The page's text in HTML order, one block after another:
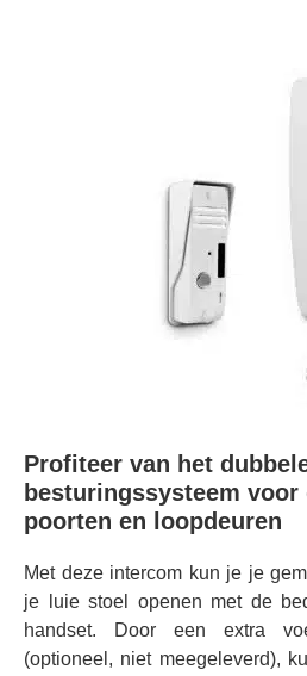
Profiteer van het
besturingssysteem
poorten en loopdeuren
Met deze intercom kun je je
je luie stoel openen met de
handset. Door een extra
(optioneel, niet meegeleverd),